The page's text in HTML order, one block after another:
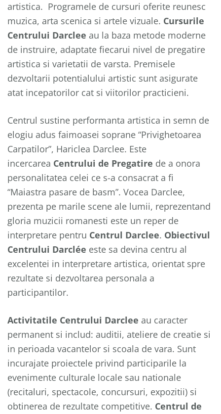
artistica. Programele de cursuri oferite reunesc
muzica, arta scenica si artele vizuale. Cursurile
Centrului Darclee au la baza metode moderne
de instruire, adaptate fiecarui nivel de pregatire
artistica si varietatii de varsta. Premisele
dezvoltarii potentialului artistic sunt asigurate
atat incepatorilor cat si viitorilor practicieni.
Centrul sustine performanta artistica in semn de
elogiu adus faimoasei soprane “Privighetoarea
Carpatilor”, Hariclea Darclee. Este
incercarea Centrului de Pregatire de a onora
personalitatea celei ce s-a consacrat a fi
“Maiastra pasare de basm”. Vocea Darclee,
prezenta pe marile scene ale lumii, reprezentand
gloria muzicii romanesti este un reper de
interpretare pentru Centrul Darclee. Obiectivul
Centrului Darclée este sa devina centru al
excelentei in interpretare artistica, orientat spre
rezultate si dezvoltarea personala a
participantilor.
Activitatile Centrului Darclee au caracter
permanent si includ: auditii, ateliere de creatie si
in perioada vacantelor si scoala de vara. Sunt
incurajate proiectele privind participarile la
evenimente culturale locale sau nationale
(recitaluri, spectacole, concursuri, expozitii) si
obtinerea de rezultate competitive. Centrul de